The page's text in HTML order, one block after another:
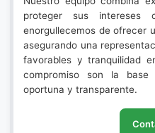
proteger sus
enorgullecemos de ofrecer
asegurando una
favorables y tranquilidad
compromiso son la base
oportuna y transparente.